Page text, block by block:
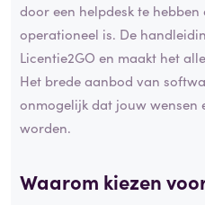
door een helpdesk te
operationeel is. De
Licentie2GO en maakt het
Het brede aanbod van
onmogelijk dat jouw wensen
worden.
Waarom kiezen